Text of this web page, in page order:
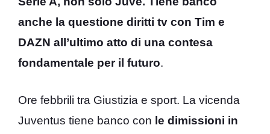
anche la questione diritti tv con Tim e
DAZN all’ultimo atto di una contesa
fondamentale per il futuro.
Ore febbrili tra Giustizia e sport. La vicenda
Juventus tiene banco con le dimissioni in